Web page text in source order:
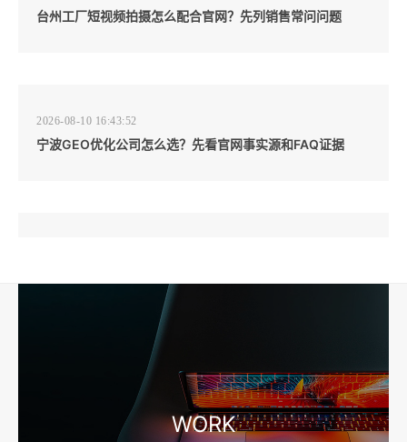
台州工厂短视频拍摄怎么配合官网？先列销售常问问题
2026-08-10 16:43:52
宁波GEO优化公司怎么选？先看官网事实源和FAQ证据
宁波外贸网站建设怎么做？产品目录和询盘字段先定
WORK